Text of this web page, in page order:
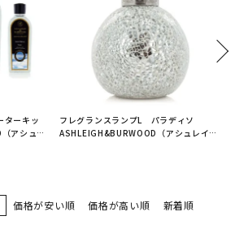
ーキッ
アシュレ
フレグランスランプL パラディソ
ASHLEIGH&BURWOOD（アシュレイア
価格が安い順 価格が高い順 新着順